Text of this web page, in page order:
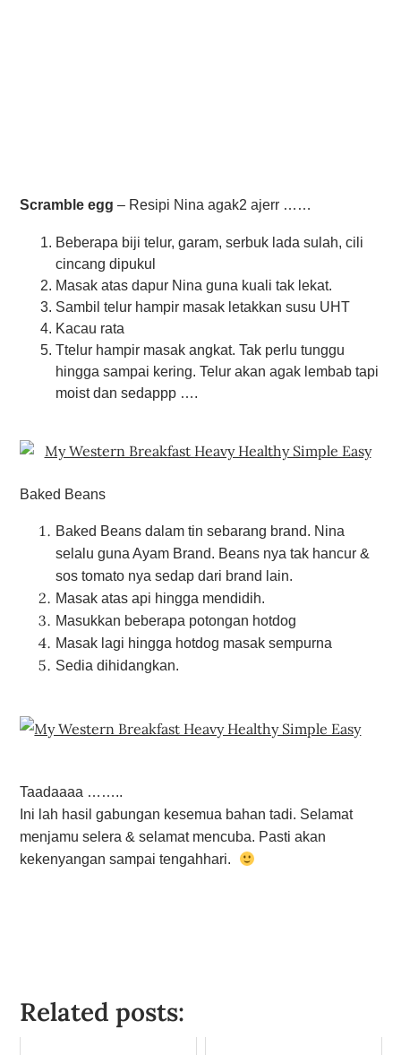
Scramble egg – Resipi Nina agak2 ajerr ……
Beberapa biji telur, garam, serbuk lada sulah, cili
cincang dipukul
Masak atas dapur Nina guna kuali tak lekat.
Sambil telur hampir masak letakkan susu UHT
Kacau rata
Ttelur hampir masak angkat. Tak perlu tunggu
hingga sampai kering. Telur akan agak lembab tapi
moist dan sedappp ….
Baked Beans
Baked Beans dalam tin sebarang brand. Nina
selalu guna Ayam Brand. Beans nya tak hancur &
sos tomato nya sedap dari brand lain.
Masak atas api hingga mendidih.
Masukkan beberapa potongan hotdog
Masak lagi hingga hotdog masak sempurna
Sedia dihidangkan.
Taadaaaa ……..
Ini lah hasil gabungan kesemua bahan tadi. Selamat
menjamu selera & selamat mencuba. Pasti akan
kekenyangan sampai tengahhari.
Related posts: